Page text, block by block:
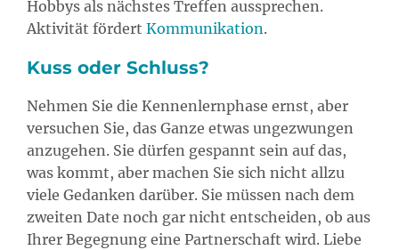
Hobbys als nächstes Treffen aussprechen.
Aktivität fördert Kommunikation.
Kuss oder Schluss?
Nehmen Sie die Kennenlernphase ernst, aber
versuchen Sie, das Ganze etwas ungezwungen
anzugehen. Sie dürfen gespannt sein auf das,
was kommt, aber machen Sie sich nicht allzu
viele Gedanken darüber. Sie müssen nach dem
zweiten Date noch gar nicht entscheiden, ob aus
Ihrer Begegnung eine Partnerschaft wird. Liebe